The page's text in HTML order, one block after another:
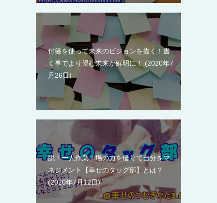
付箋を使って未来のビジョンを描く！書
く事でより望む未来が鮮明に！
2020年7
月26日
脱！一人作業！場の力を借りて自分をマ
ネジメント【幸せのタッグ部】とは？
2020年7月12日